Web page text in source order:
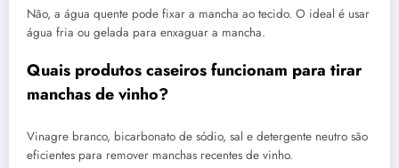
Não, a água quente pode fixar a mancha ao tecido. O ideal é usar
água fria ou gelada para enxaguar a mancha.
Quais produtos caseiros funcionam para tirar
manchas de vinho?
Vinagre branco, bicarbonato de sódio, sal e detergente neutro são
eficientes para remover manchas recentes de vinho.